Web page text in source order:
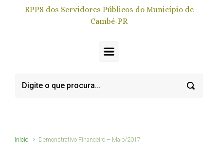
RPPS dos Servidores Públicos do Município de
Cambé-PR
Início Demonstrativo Financeiro – Maio/2017